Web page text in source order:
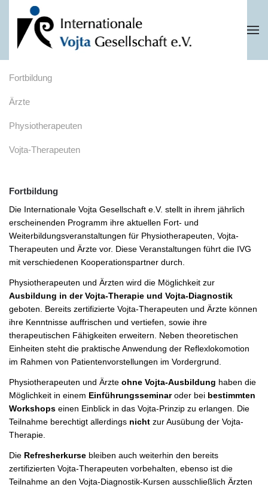
Zum Hauptinhalt springen
Fortbildung
Ärzte
Physiotherapeuten
Vojta-Therapeuten
Fortbildung
Die Internationale Vojta Gesellschaft e.V. stellt in ihrem jährlich
erscheinenden Programm ihre aktuellen Fort- und
Weiterbildungsveranstaltungen für Physiotherapeuten, Vojta-
Therapeuten und Ärzte vor. Diese Veranstaltungen führt die IVG
mit verschiedenen Kooperationspartner durch.
Physiotherapeuten und Ärzten wird die Möglichkeit zur
Ausbildung in der Vojta-Therapie und Vojta-Diagnostik
geboten. Bereits zertifizierte Vojta-Therapeuten und Ärzte können
ihre Kenntnisse auffrischen und vertiefen, sowie ihre
therapeutischen Fähigkeiten erweitern. Neben theoretischen
Einheiten steht die praktische Anwendung der Reflexlokomotion
im Rahmen von Patientenvorstellungen im Vordergrund.
Physiotherapeuten und Ärzte ohne Vojta-Ausbildung haben die
Möglichkeit in einem Einführungsseminaroder bei bestimmten
Workshops einen Einblick in das Vojta-Prinzip zu erlangen. Die
Teilnahme berechtigt allerdings nicht zur Ausübung der Vojta-
Therapie.
Die Refresherkurse bleiben auch weiterhin den bereits
zertifizierten Vojta-Therapeuten vorbehalten, ebenso ist die
Teilnahme an den Vojta-Diagnostik-Kursen ausschließlich Ärzten